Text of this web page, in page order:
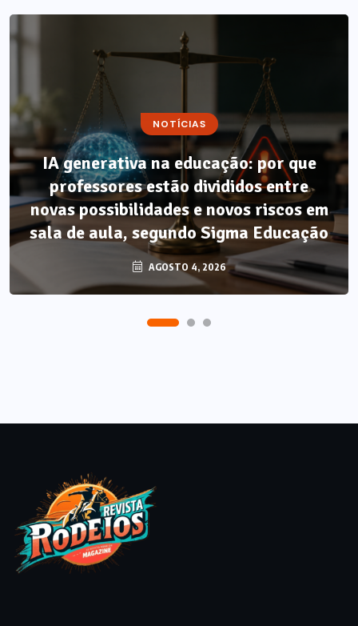
NOTÍCIAS
IA generativa na educação: por que
professores estão divididos entre
novas possibilidades e novos riscos em
sala de aula, segundo Sigma Educação
AGOSTO 4, 2026